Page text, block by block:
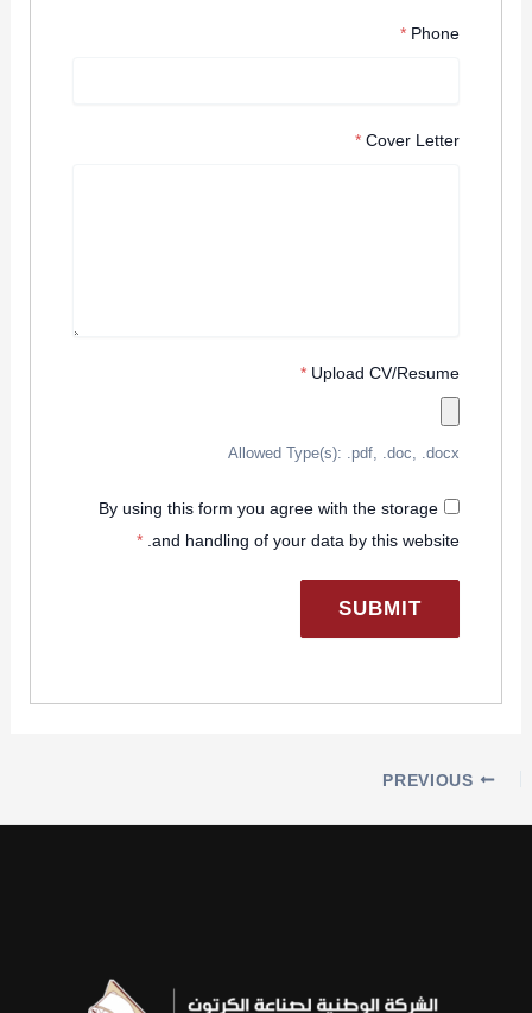
Phone
*
Cover Letter
*
Upload CV/Resume
*
Allowed Type(s): .pdf, .doc, .docx
By using this form you agree with the storage
and handling of your data by this website.
*